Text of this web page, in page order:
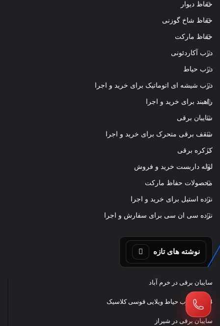
حفاظ دیوار
حفاظ شاخ گوزنی
حفاظ مارکت
درب آکاردئونی
درب حیاط
درب شیشه ای اتوماتیک برای خرید و اجرا
راهبند برای خرید و اجرا
سایبان برقی
سقف برقی متحرک برای خرید و اجرا
کرکره برقی
لوله داربست خرید و فروش
محصولات حفاظ مارکت
نرده استیل برای خرید و اجرا
نرده سی ان سی برای سفارش و اجرا
نوشته های تازه
سایبان برقی در خرم آباد
14 مدل درب حیاط ویلایی قوسی کلاسیک
سایبان برقی در شیراز